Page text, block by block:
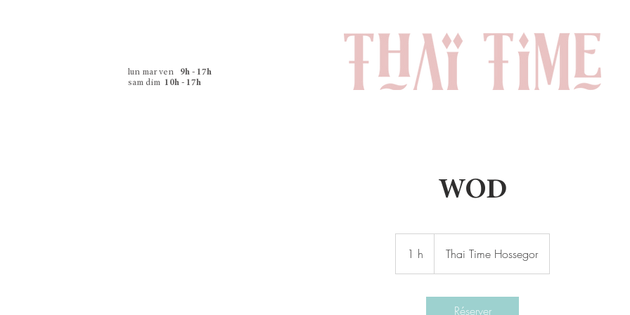
lun mar ven 9h - 17h
sam dim 10h - 17h
WOD
1 h Thai Time Hossegor
Réserver